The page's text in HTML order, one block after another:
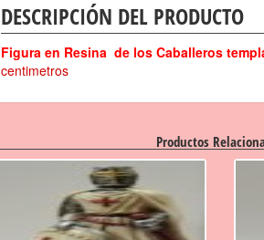
DESCRIPCIÓN DEL PRODUCTO
Figura en Resina de los Caballeros
centimetros
Productos